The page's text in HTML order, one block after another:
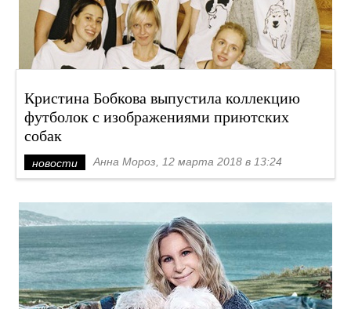
Кристина Бобкова выпустила коллекцию
футболок с изображениями приютских
собак
новости Анна Мороз, 12 марта 2018 в 13:24